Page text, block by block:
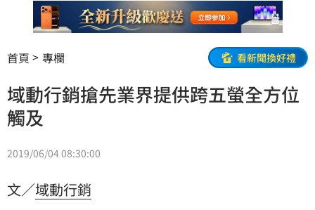
首頁 專欄 看新聞換好禮
域動行銷搶先業界提供跨五螢全方位
觸及
2019/06/04 08:30:00
文／域動行銷